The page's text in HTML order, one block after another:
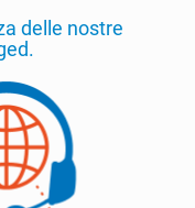
delle nostre